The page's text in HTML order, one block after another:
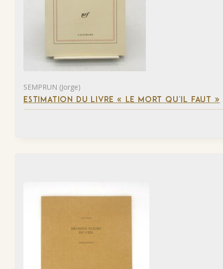
SEMPRUN (Jorge)
ESTIMATION DU LIVRE « LE MORT QU’IL FAUT »